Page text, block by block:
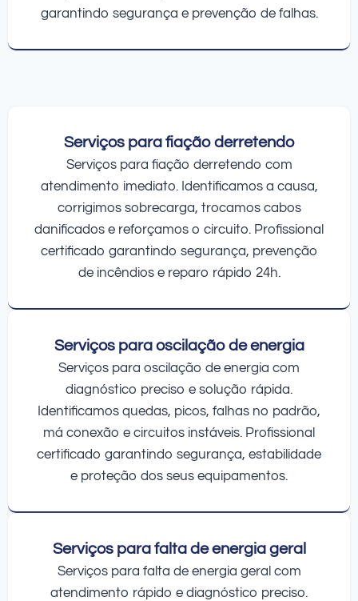
garantindo segurança e prevenção de falhas.
Serviços para fiação derretendo
Serviços para fiação derretendo com
atendimento imediato. Identificamos a causa,
corrigimos sobrecarga, trocamos cabos
danificados e reforçamos o circuito. Profissional
certificado garantindo segurança, prevenção
de incêndios e reparo rápido 24h.
Serviços para oscilação de energia
Serviços para oscilação de energia com
diagnóstico preciso e solução rápida.
Identificamos quedas, picos, falhas no padrão,
má conexão e circuitos instáveis. Profissional
certificado garantindo segurança, estabilidade
e proteção dos seus equipamentos.
Serviços para falta de energia geral
Serviços para falta de energia geral com
atendimento rápido e diagnóstico preciso.